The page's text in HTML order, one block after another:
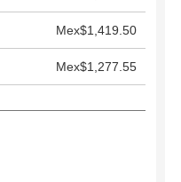
Mex$1,419.50
Mex$1,277.55